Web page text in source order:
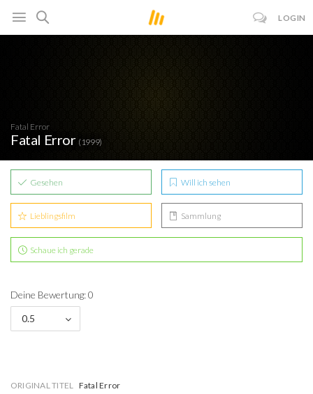
LOGIN
Fatal Error
Fatal Error (1999)
Gesehen Will ich sehen
Lieblingsfilm Sammlung
Schaue ich gerade
Deine Bewertung: 0
0.5
ORIGINAL TITEL Fatal Error